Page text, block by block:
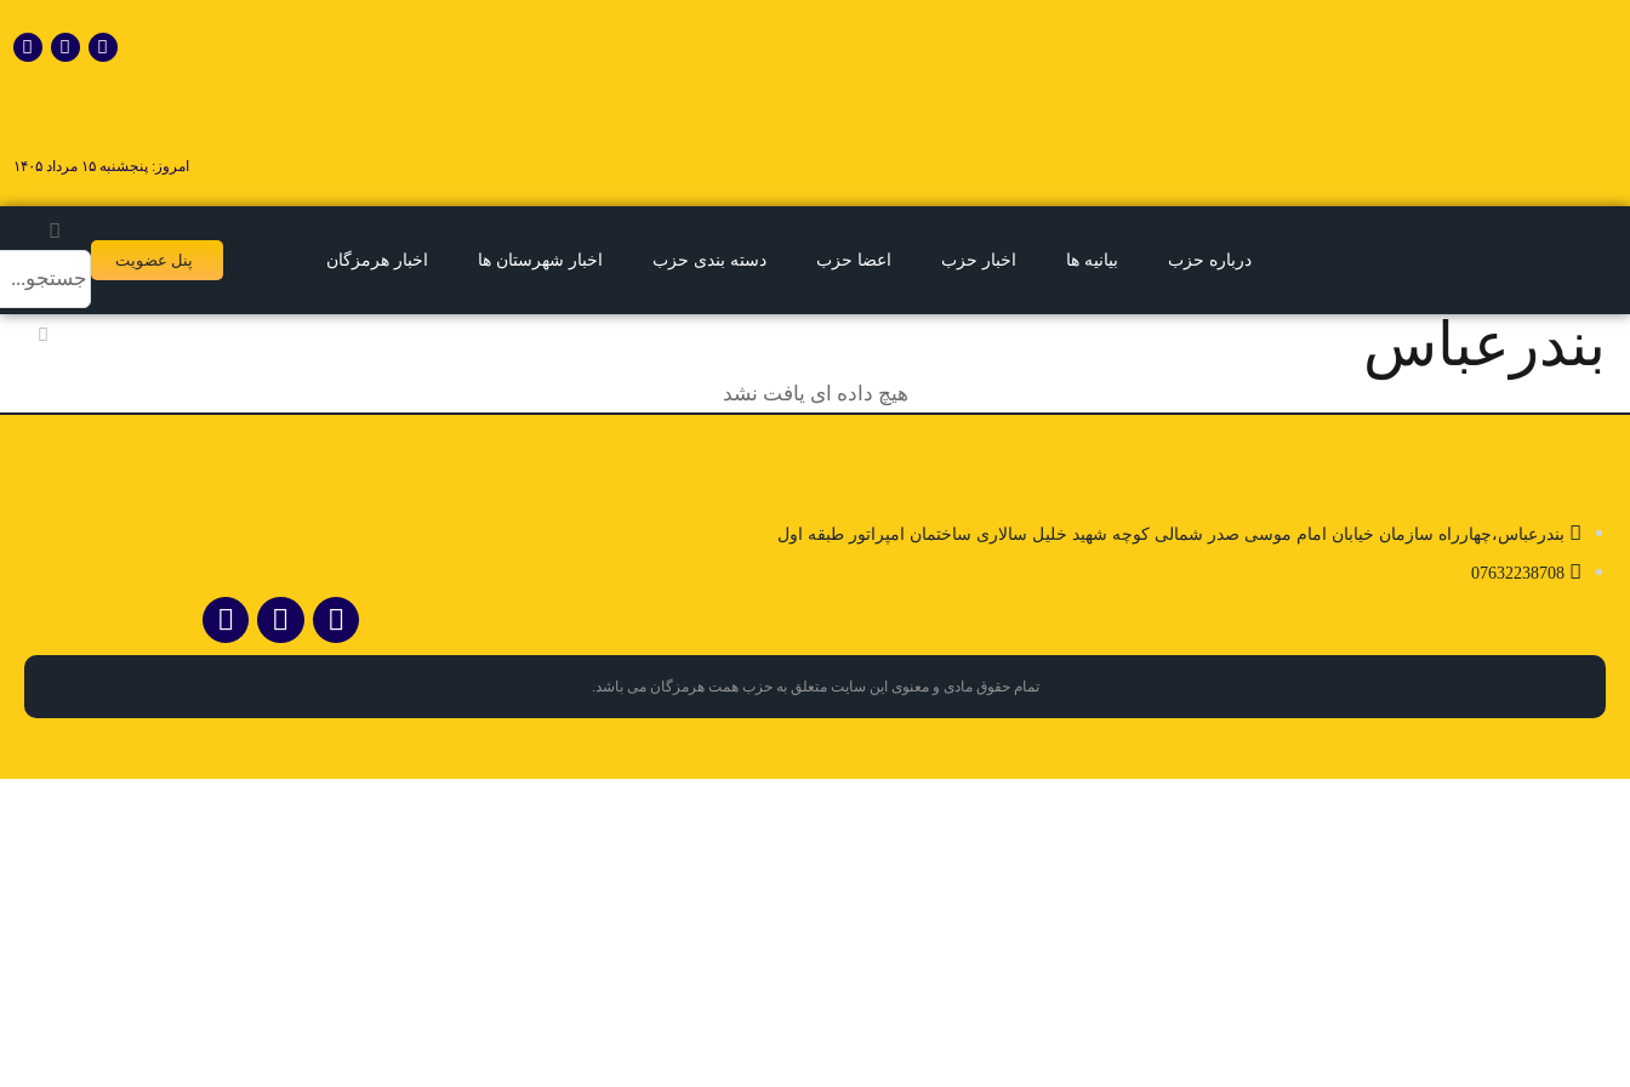
امروز: پنجشنبه ۱۵ مرداد ۱۴۰۵
اخبار هرمزگان اخبار شهرستان ها دسته بندی حزب اعضا حزب اخبار حزب بیانیه ها درباره حزب پنل عضویت
بندرعباس
هیچ داده ای یافت نشد
بندرعباس،چهارراه سازمان خیابان امام موسی صدر شمالی کوچه شهید خلیل سالاری ساختمان امپراتور طبقه اول
07632238708
تمام حقوق مادی و معنوی این سایت متعلق به حزب همت هرمزگان می باشد.